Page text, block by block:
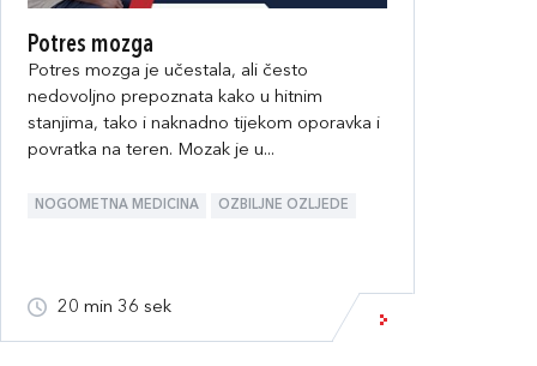
Potres mozga
Potres mozga je učestala, ali često
nedovoljno prepoznata kako u hitnim
stanjima, tako i naknadno tijekom oporavka i
povratka na teren. Mozak je u...
NOGOMETNA MEDICINA OZBILJNE OZLJEDE
20 min 36 sek